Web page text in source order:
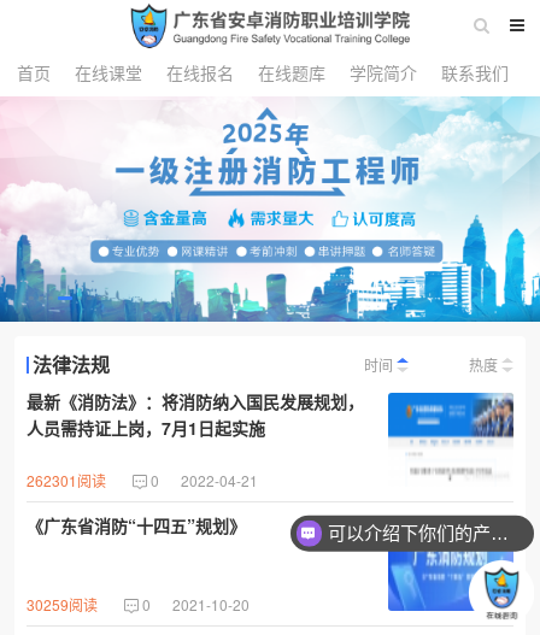
首页 在线课堂 在线报名 在线题库 学院简介 联系我们
法律法规 时间 热度
最新《消防法》：将消防纳入国民发展规划，
人员需持证上岗，7月1日起实施
262301阅读 0 2022-04-21
《广东省消防“十四五”规划》
30259阅读 0 2021-10-20
可以介绍下你们的产品么？